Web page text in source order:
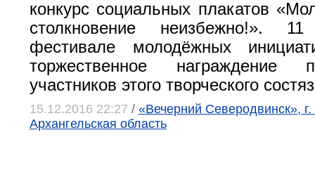
конкурс социальных плакатов
столкновение неизбежно!».
фестивале молодёжных
торжественное награждение
участников этого творческого
15.12.2016 22:27 / «Вечерний Северодвинск»,
Архангельская область